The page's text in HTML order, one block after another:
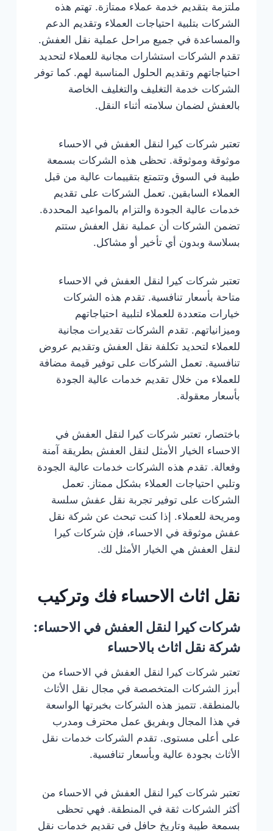
ملتزمة بتقديم خدمة عملاء ممتازة. تهتم هذه
الشركات بتلبية احتياجات العملاء وتقديم الدعم
والمساعدة في جميع مراحل عملية نقل العفش.
تقدم الشركات استشارات مجانية للعملاء لتحديد
احتياجاتهم وتقديم الحلول المناسبة لهم. كما توفر
الشركات خدمة التغليف والتغليف الخاصة
بالعفش لضمان سلامته أثناء النقل.
تعتبر شركات كيرا لنقل العفش في الاحساء
موثوقة وموثوقة. تحظى هذه الشركات بسمعة
طيبة في السوق وتتمتع بتقييمات عالية من قبل
العملاء السابقين. تعمل الشركات على تقديم
خدمات عالية الجودة والتزام بالمواعيد المحددة.
تضمن الشركات أن عملية نقل العفش ستتم
بسلاسة وبدون أي تأخير أو مشاكل.
تعتبر شركات كيرا لنقل العفش في الاحساء
متاحة بأسعار تنافسية. تقدم هذه الشركات
خيارات متعددة للعملاء لتلبية احتياجاتهم
وميزانياتهم. تقدم الشركات تقديرات مجانية
للعملاء لتحديد تكلفة نقل العفش وتقديم عروض
تنافسية. تعمل الشركات على توفير قيمة مضافة
للعملاء من خلال تقديم خدمات عالية الجودة
بأسعار معقولة.
باختصار، تعتبر شركات كيرا لنقل العفش في
الاحساء الخيار الأمثل لنقل العفش بطريقة آمنة
وفعالة. تقدم هذه الشركات خدمات عالية الجودة
وتلبي احتياجات العملاء بشكل ممتاز. تعمل
الشركات على توفير تجربة نقل عفش سلسة
ومريحة للعملاء. إذا كنت تبحث عن شركة نقل
عفش موثوقة في الاحساء، فإن شركات كيرا
لنقل العفش هي الخيار الأمثل لك.
نقل اثاث الاحساء فك وتركيب
شركات كيرا لنقل العفش في الاحساء:
شركة نقل اثاث بالاحساء
تعتبر شركات كيرا لنقل العفش في الاحساء من
أبرز الشركات المتخصصة في مجال نقل الأثاث
بالمنطقة. تتميز هذه الشركات بخبرتها الواسعة
في هذا المجال وبفريق عمل محترف ومدرب
على أعلى مستوى. تقدم الشركات خدمات نقل
الأثاث بجودة عالية وبأسعار تنافسية.
تعتبر شركات كيرا لنقل العفش في الاحساء من
أكثر الشركات ثقة في المنطقة. فهي تحظى
بسمعة طيبة وتاريخ حافل في تقديم خدمات نقل